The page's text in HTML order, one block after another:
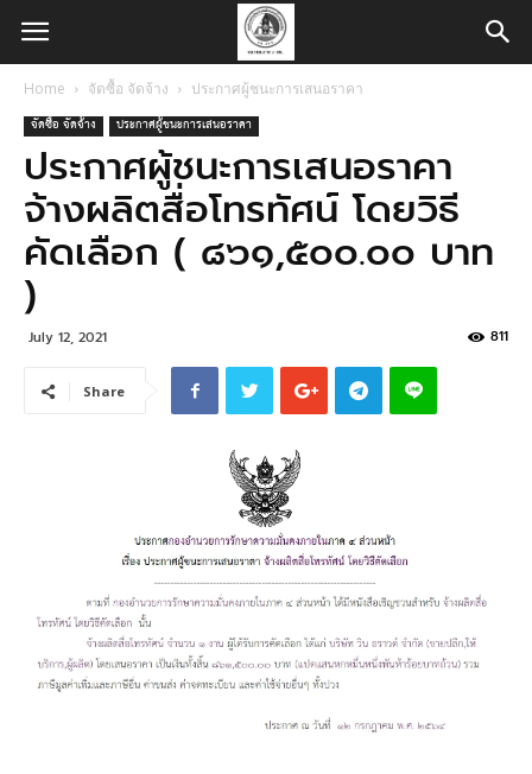
Home จัดซื้อ จัดจ้าง ประกาศผู้ชนะการเสนอราคา
จัดซื้อ จัดจ้าง ประกาศผู้ชนะการเสนอราคา
ประกาศผู้ชนะการเสนอราคา
จ้างผลิตสื่อโทรทัศน์ โดยวิธี
คัดเลือก ( ๘๖๑,๕๐๐.๐๐ บาท
)
July 12, 2021 811
Share